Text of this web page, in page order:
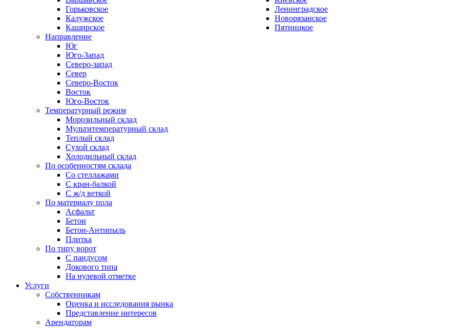
Горьковское
Калужское
Каширское
Ленинградское
Новорязанское
Пятницкое
Направление
Юг
Юго-Запад
Северо-запад
Север
Северо-Восток
Восток
Юго-Восток
Температурный режим
Морозильный склад
Мультитемпературный склад
Теплый склад
Сухой склад
Холодильный склад
По особенностям склада
Со стеллажами
С кран-балкой
С ж/д веткой
По материалу пола
Асфальт
Бетон
Бетон-Антипыль
Плитка
По типу ворот
С пандусом
Докового типа
На нулевой отметке
Услуги
Собственникам
Оценка и исследования рынка
Представление интересов
Арендаторам